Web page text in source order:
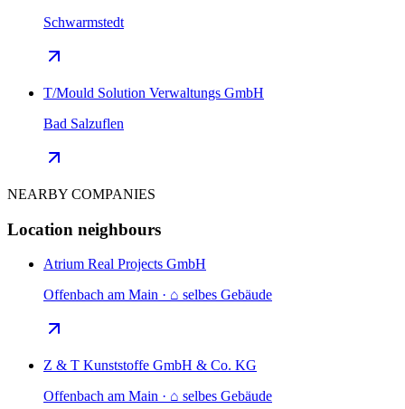
Schwarmstedt
T/Mould Solution Verwaltungs GmbH
Bad Salzuflen
NEARBY COMPANIES
Location neighbours
Atrium Real Projects GmbH
Offenbach am Main · ⌂ selbes Gebäude
Z & T Kunststoffe GmbH & Co. KG
Offenbach am Main · ⌂ selbes Gebäude